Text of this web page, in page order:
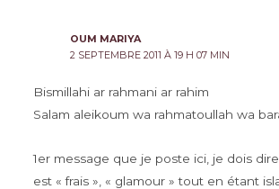
OUM MARIYA
2 SEPTEMBRE 2011 À 19 H 07 MIN
Bismillahi ar rahmani ar rahim
Salam aleikoum wa rahmatoullah wa
1er message que je poste ici, je dois
est « frais », « glamour » tout en étant